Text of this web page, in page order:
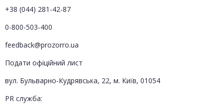
+38 (044) 281-42-87
0-800-503-400
feedback@prozorro.ua
Подати офіційний лист
вул. Бульварно-Кудрявська, 22, м. Київ, 01054
PR служба: